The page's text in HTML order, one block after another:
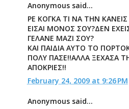
Anonymous said...
ΡΕ ΚΟΓΚΑ ΤΙ ΝΑ ΤΗΝ
ΕΙΣΑΙ ΜΟΝΟΣ ΣΟΥ?ΔΕΝ
ΓΕΛΑΝΕ ΜΑΖΙ ΣΟΥ?
ΚΑΙ ΠΑΙΔΙΑ ΑΥΤΟ ΤΟ
ΠΟΛΥ ΠΑΣΕ!!ΑΛΛΑ ΞΕΧΑΣΑ
ΑΠΟΚΡΙΕΣ!!
February 24, 2009 at 9:26 PM
Anonymous said...